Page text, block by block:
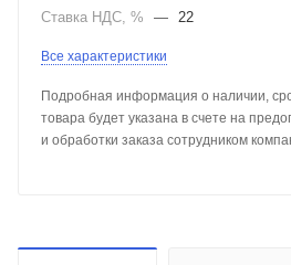
Ставка НДС, %
— 22
Все характеристики
Подробная информация о наличии,
товара будет указана в счете на
и обработки заказа сотрудником